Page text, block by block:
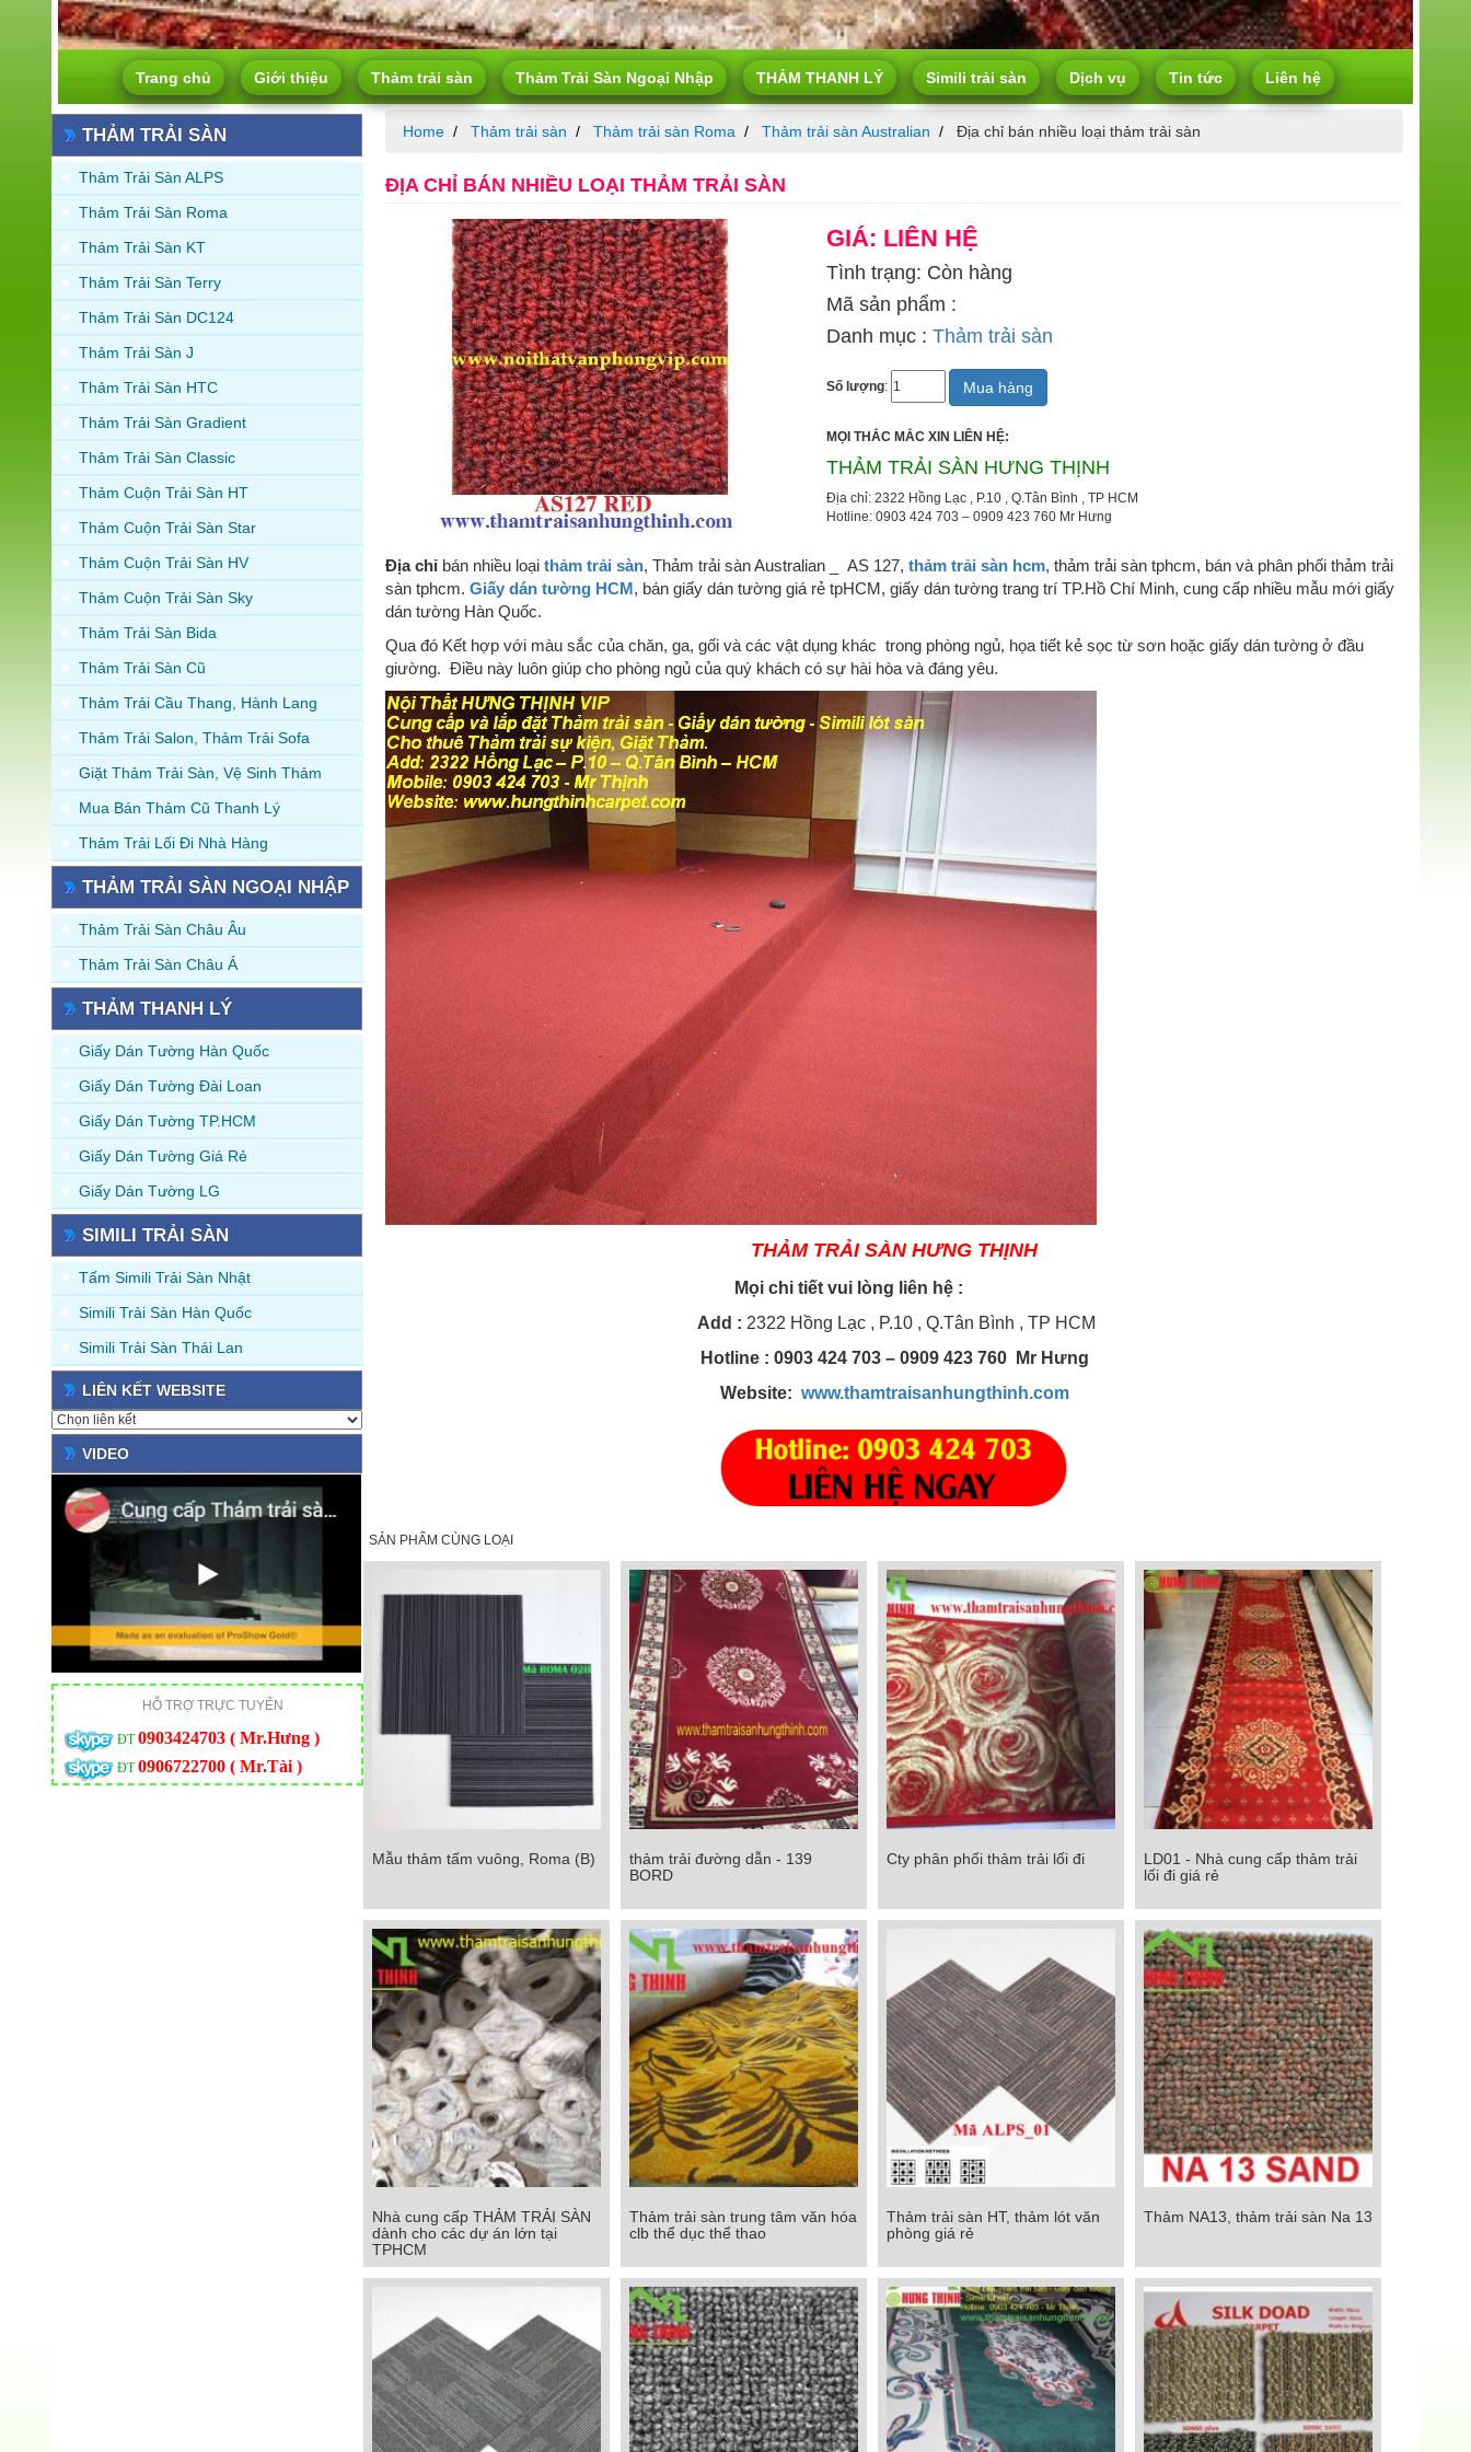
Trang chủ Giới thiệu Thảm trải sàn Thảm Trải Sàn Ngoại Nhập THẢM THANH LÝ Simili trải sàn Dịch vụ Tin tức Liên hệ
THẢM TRẢI SÀN
Thảm Trải Sàn ALPS
Thảm Trải Sàn Roma
Thảm Trải Sàn KT
Thảm Trải Sàn Terry
Thảm Trải Sàn DC124
Thảm Trải Sàn J
Thảm Trải Sàn HTC
Thảm Trải Sàn Gradient
Thảm Trải Sàn Classic
Thảm Cuộn Trải Sàn HT
Thảm Cuộn Trải Sàn Star
Thảm Cuộn Trải Sàn HV
Thảm Cuộn Trải Sàn Sky
Thảm Trải Sàn Bida
Thảm Trải Sàn Cũ
Thảm Trải Cầu Thang, Hành Lang
Thảm Trải Salon, Thảm Trải Sofa
Giặt Thảm Trải Sàn, Vệ Sinh Thảm
Mua Bán Thảm Cũ Thanh Lý
Thảm Trải Lối Đi Nhà Hàng
THẢM TRẢI SÀN NGOẠI NHẬP
Thảm Trải Sàn Châu Âu
Thảm Trải Sàn Châu Á
THẢM THANH LÝ
Giấy Dán Tường Hàn Quốc
Giấy Dán Tường Đài Loan
Giấy Dán Tường TP.HCM
Giấy Dán Tường Giá Rẻ
Giấy Dán Tường LG
SIMILI TRẢI SÀN
Tấm Simili Trải Sàn Nhật
Simili Trải Sàn Hàn Quốc
Simili Trải Sàn Thái Lan
LIÊN KẾT WEBSITE
VIDEO
HỖ TRỢ TRỰC TUYẾN
ĐT0903424703 ( Mr.Hưng )
ĐT0906722700 ( Mr.Tài )
Home Thảm trải sàn Thảm trải sàn Roma Thảm trải sàn Australian Địa chỉ bán nhiều loại thảm trải sàn
ĐỊA CHỈ BÁN NHIỀU LOẠI THẢM TRẢI SÀN
GIÁ: LIÊN HỆ
Tình trạng: Còn hàng
Mã sản phẩm :
Danh mục : Thảm trải sàn
Số lượng: Mua hàng
MỌI THẮC MẮC XIN LIÊN HỆ:
THẢM TRẢI SÀN HƯNG THỊNH
Địa chỉ: 2322 Hồng Lạc , P.10 , Q.Tân Bình , TP HCM
Hotline: 0903 424 703 – 0909 423 760 Mr Hưng
Địa chỉ bán nhiều loại thảm trải sàn, Thảm trải sàn Australian _ AS 127, thảm trải sàn hcm, thảm trải sàn tphcm, bán và phân phối thảm trải
sàn tphcm. Giấy dán tường HCM, bán giấy dán tường giá rẻ tpHCM, giấy dán tường trang trí TP.Hồ Chí Minh, cung cấp nhiều mẫu mới giấy
dán tường Hàn Quốc.
Qua đó Kết hợp với màu sắc của chăn, ga, gối và các vật dụng khác trong phòng ngủ, họa tiết kẻ sọc từ sơn hoặc giấy dán tường ở đầu
giường. Điều này luôn giúp cho phòng ngủ của quý khách có sự hài hòa và đáng yêu.
THẢM TRẢI SÀN HƯNG THỊNH
Mọi chi tiết vui lòng liên hệ :
Add : 2322 Hồng Lạc , P.10 , Q.Tân Bình , TP HCM
Hotline: 0903 424 703 – 0909 423 760 Mr Hưng
Website: www.thamtraisanhungthinh.com
SẢN PHẨM CÙNG LOẠI
Mẫu thảm tấm vuông, Roma (B)
Mẫu thảm tấm vuông, Roma (B)
thảm trải đường dẫn - 139 BORD
thảm trải đường dẫn - 139
BORD
Cty phân phối thảm trải lối đi
Cty phân phối thảm trải lối đi
LD01 - Nhà cung cấp thảm trải lối
Chi tiết
LD01 - Nhà cung cấp thảm trải
lối đi giá rẻ
Nhà cung cấp THẢM TRẢI SÀN
dành cho các dự án lớn tại
TPHCM
Nhà cung cấp THẢM TRẢI SÀN
dành cho các dự án lớn tại
TPHCM
Thảm trải sàn trung tâm văn hóa
Chi tiết
Thảm trải sàn trung tâm văn hóa
clb thể dục thể thao
Thảm trải sàn HT, thảm lót văn
Chi tiết
Thảm trải sàn HT, thảm lót văn
phòng giá rẻ
Thảm NA13, thảm trải sàn Na 13
Thảm NA13, thảm trải sàn Na 13